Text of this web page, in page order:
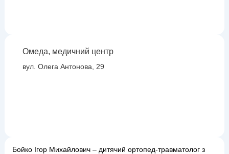
Омеда, медичний центр
вул. Олега Антонова, 29
Бойко Ігор Михайлович – дитячий ортопед-травматолог з